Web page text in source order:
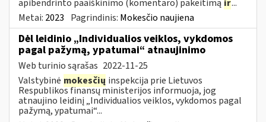
apibendrinto paaiškinimo (komentaro) pakeitimą ir...
Metai: 2023 Pagrindinis: Mokesčio naujiena
Dėl leidinio „Individualios veiklos, vykdomos
pagal pažymą, ypatumai“ atnaujinimo
Web turinio sąrašas 2022-11-25
Valstybinė mokesčių inspekcija prie Lietuvos
Respublikos finansų ministerijos informuoja, jog
atnaujino leidinį „Individualios veiklos, vykdomos pagal
pažymą, ypatumai“...